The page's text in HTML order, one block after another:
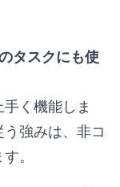
タスクにも使
く機能しま
強みは、非コ
。